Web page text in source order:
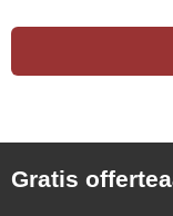
Gratis